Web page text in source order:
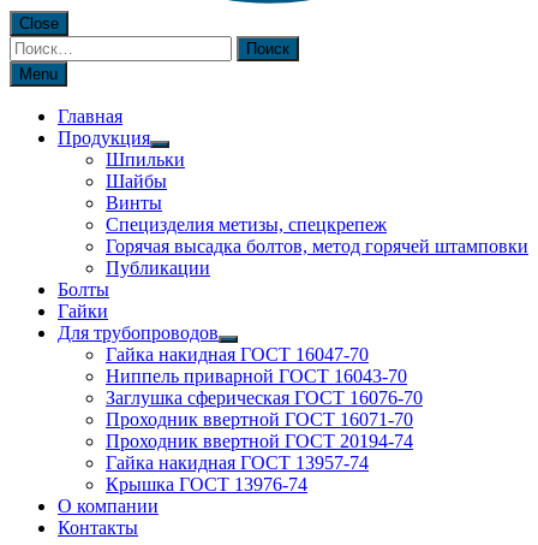
Close
Найти:
Menu
Главная
Продукция
Шпильки
Шайбы
Винты
Специзделия метизы, cпецкрепеж
Горячая высадка болтов, метод горячей штамповки
Публикации
Болты
Гайки
Для трубопроводов
Гайка накидная ГОСТ 16047-70
Ниппель приварной ГОСТ 16043-70
Заглушка сферическая ГОСТ 16076-70
Проходник ввертной ГОСТ 16071-70
Проходник ввертной ГОСТ 20194-74
Гайка накидная ГОСТ 13957-74
Крышка ГОСТ 13976-74
О компании
Контакты